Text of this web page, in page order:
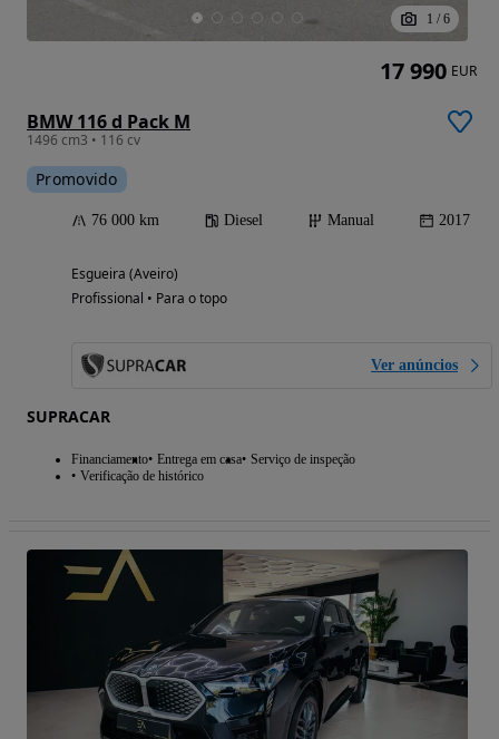
1 / 6
BMW 116 d Pack M
1496 cm3 • 116 cv
Promovido
76 000 km Diesel Manual 2017
Esgueira (Aveiro)
Profissional • Para o topo
Ver anúncios
SUPRACAR
Financiamento Entrega em casa Serviço de inspeção
Verificação de histórico
17 990 EUR